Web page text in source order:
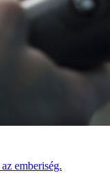
emberiség.